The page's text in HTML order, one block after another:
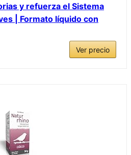
y refuerza el Sistema
| Formato líquido con
Ver precio